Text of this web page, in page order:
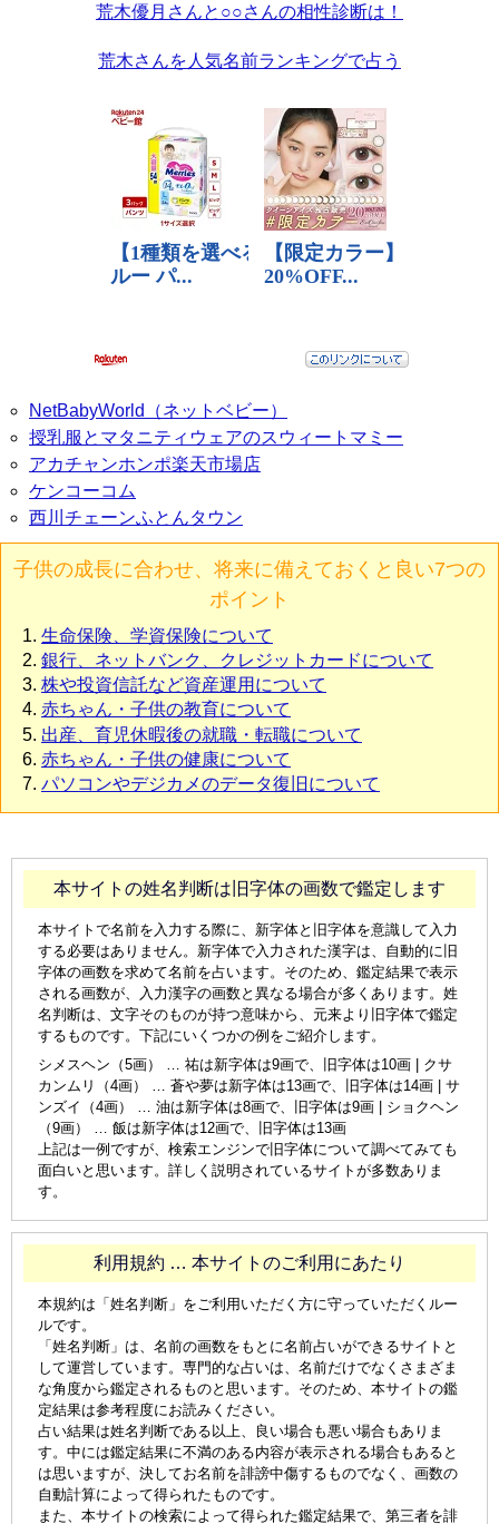
荒木優月さんと○○さんの相性診断は！
荒木さんを人気名前ランキングで占う
NetBabyWorld（ネットベビー）
授乳服とマタニティウェアのスウィートマミー
アカチャンホンポ楽天市場店
ケンコーコム
西川チェーンふとんタウン
子供の成長に合わせ、将来に備えておくと良い7つの
ポイント
生命保険、学資保険について
銀行、ネットバンク、クレジットカードについて
株や投資信託など資産運用について
赤ちゃん・子供の教育について
出産、育児休暇後の就職・転職について
赤ちゃん・子供の健康について
パソコンやデジカメのデータ復旧について
本サイトの姓名判断は旧字体の画数で鑑定します
本サイトで名前を入力する際に、新字体と旧字体を意識して入力
する必要はありません。新字体で入力された漢字は、自動的に旧
字体の画数を求めて名前を占います。そのため、鑑定結果で表示
される画数が、入力漢字の画数と異なる場合が多くあります。姓
名判断は、文字そのものが持つ意味から、元来より旧字体で鑑定
するものです。下記にいくつかの例をご紹介します。
シメスヘン（5画） … 祐は新字体は9画で、旧字体は10画 | クサ
カンムリ（4画） … 蒼や夢は新字体は13画で、旧字体は14画 | サ
ンズイ（4画） … 油は新字体は8画で、旧字体は9画 | ショクヘン
（9画） … 飯は新字体は12画で、旧字体は13画
上記は一例ですが、検索エンジンで旧字体について調べてみても
面白いと思います。詳しく説明されているサイトが多数ありま
す。
利用規約 … 本サイトのご利用にあたり
本規約は「姓名判断」をご利用いただく方に守っていただくルー
ルです。
「姓名判断」は、名前の画数をもとに名前占いができるサイトと
して運営しています。専門的な占いは、名前だけでなくさまざま
な角度から鑑定されるものと思います。そのため、本サイトの鑑
定結果は参考程度にお読みください。
占い結果は姓名判断である以上、良い場合も悪い場合もありま
す。中には鑑定結果に不満のある内容が表示される場合もあると
は思いますが、決してお名前を誹謗中傷するものでなく、画数の
自動計算によって得られたものです。
また、本サイトの検索によって得られた鑑定結果で、第三者を誹